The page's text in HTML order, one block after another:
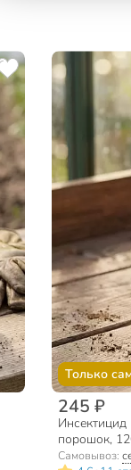
Только
245 ₽
порошок,
Самовывоз: